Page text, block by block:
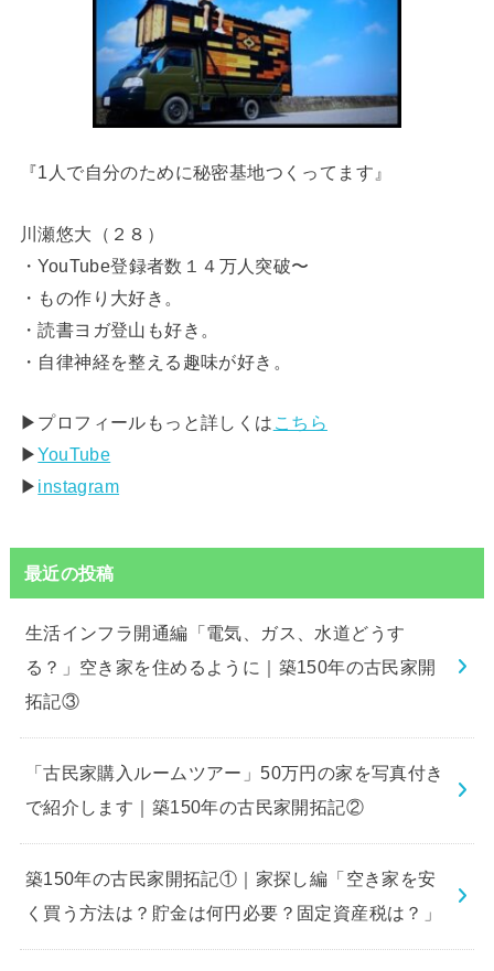
『1人で自分のために秘密基地つくってます』
川瀬悠大（２８）
・YouTube登録者数１４万人突破〜
・もの作り大好き。
・読書ヨガ登山も好き。
・自律神経を整える趣味が好き。
▶︎プロフィールもっと詳しくは こちら
▶︎YouTube
▶︎ instagram
最近の投稿
生活インフラ開通編「電気、ガス、水道どうす
る？」空き家を住めるように｜築150年の古民家開
拓記③
「古民家購入ルームツアー」50万円の家を写真付き
で紹介します｜築150年の古民家開拓記②
築150年の古民家開拓記①｜家探し編「空き家を安
く買う方法は？貯金は何円必要？固定資産税は？」